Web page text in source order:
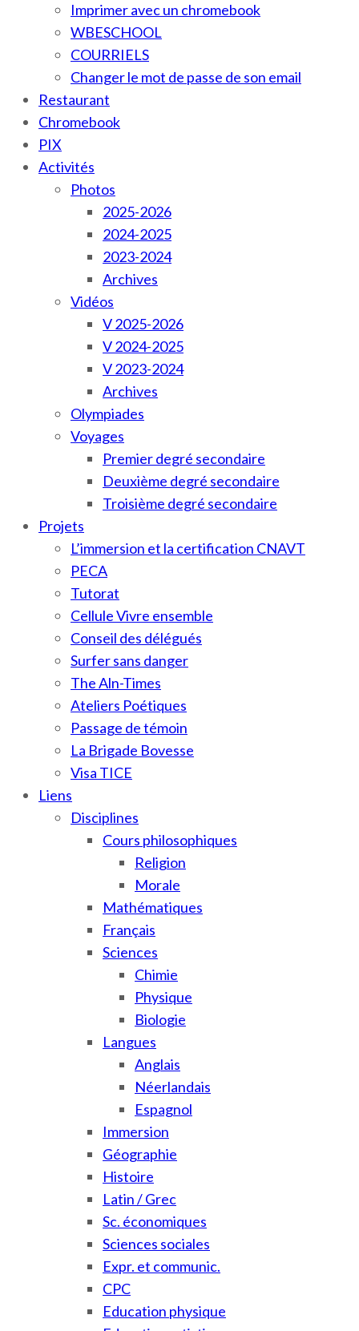
Imprimer avec un chromebook
WBESCHOOL
COURRIELS
Changer le mot de passe de son email
Restaurant
Chromebook
PIX
Activités
Photos
2025-2026
2024-2025
2023-2024
Archives
Vidéos
V 2025-2026
V 2024-2025
V 2023-2024
Archives
Olympiades
Voyages
Premier degré secondaire
Deuxième degré secondaire
Troisième degré secondaire
Projets
L’immersion et la certification CNAVT
PECA
Tutorat
Cellule Vivre ensemble
Conseil des délégués
Surfer sans danger
The Aln-Times
Ateliers Poétiques
Passage de témoin
La Brigade Bovesse
Visa TICE
Liens
Disciplines
Cours philosophiques
Religion
Morale
Mathématiques
Français
Sciences
Chimie
Physique
Biologie
Langues
Anglais
Néerlandais
Espagnol
Immersion
Géographie
Histoire
Latin / Grec
Sc. économiques
Sciences sociales
Expr. et communic.
CPC
Education physique